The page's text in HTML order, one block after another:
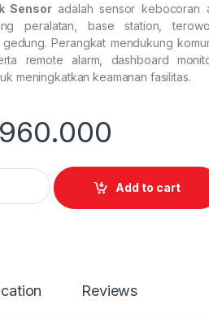
Sensoradalah sensor kebocoran
peralatan, base station,
Perangkat mendukung
remote alarm, dashboard
meningkatkan keamanan fasilitas.
Sensor DC600 quantity
Add to cart
Reviews